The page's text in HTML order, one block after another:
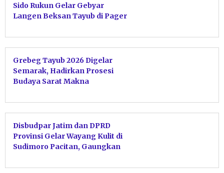
Sido Rukun Gelar Gebyar
Langen Beksan Tayub di Pager
Grebeg Tayub 2026 Digelar
Semarak, Hadirkan Prosesi
Budaya Sarat Makna
Disbudpar Jatim dan DPRD
Provinsi Gelar Wayang Kulit di
Sudimoro Pacitan, Gaungkan